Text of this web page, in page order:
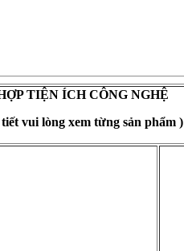
TIỆN ÍCH CÔNG NGHỆ
vui lòng xem từng sản phẩm )